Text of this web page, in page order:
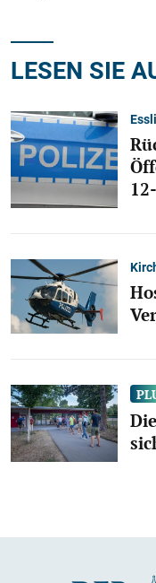
LESEN SIE